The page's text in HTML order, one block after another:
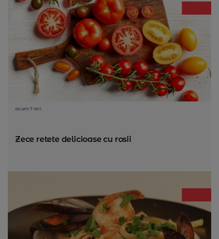
acum 7 ani
Zece retete delicioase cu rosii